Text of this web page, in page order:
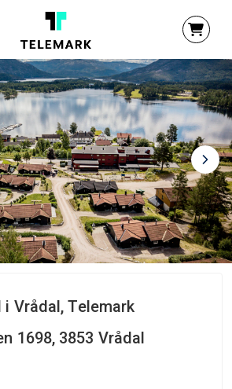
Vrådal, Telemark
1698, 3853 Vrådal